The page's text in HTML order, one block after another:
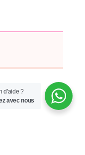
d'aide ?
avec nous